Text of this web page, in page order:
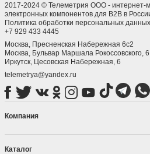
2017-2024 © Телеметрия ООО - интернет-
электронных компонентов для B2B в
Политика обработки персональных данных
+7 929 433 4445
Москва, Пресненская Набережная 6с2
Москва, ​Бульвар Маршала Рокоссовского, 6
Иркутск, ​Цесовская Набережная, 6
telemetrya@yandex.ru
Компания
Каталог